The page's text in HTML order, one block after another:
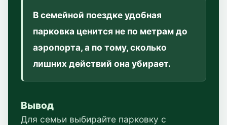
В семейной поездке удобная
парковка ценится не по метрам до
аэропорта, а по тому, сколько
лишних действий она убирает.
Вывод
Для семьи выбирайте парковку с